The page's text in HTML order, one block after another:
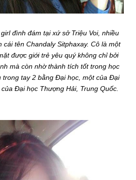
đình đám tại xứ sở Triệu Voi, nhiều
cái tên Chandaly Sitphaxay. Cô là một
được giới trẻ yêu quý không chỉ bởi
mà còn nhờ thành tích tốt trong học
trong tay 2 bằng Đại học, một của Đại
Đại học Thượng Hải, Trung Quốc.